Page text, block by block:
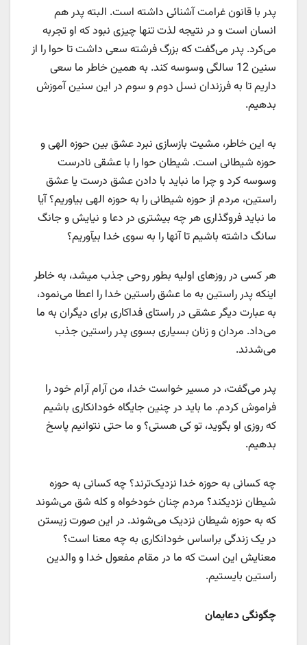
پدر با قانون غرامت آشنائی داشته است. البته پدر هم
انسان است و در نتیجه لذت تنها چیزی نبود که او تجربه
می‌کرد. پدر می‌گفت که بزرگ فرشته سعی داشت تا حوا را از
سنین 12 سالگی وسوسه کند. به همین خاطر ما سعی
داریم تا به فرزندان نسل دوم و سوم در این سنین آموزش
بدهیم.
به این خاطر، مشیت بازسازی نبرد عشق بین حوزه الهی و
حوزه شیطانی است. شیطان حوا را با عشقی نادرست
وسوسه کرد و چرا ما نباید با دادن عشق درست یا عشق
راستین، مردم از حوزه شیطانی را به حوزه الهی بیاوریم؟ آیا
ما نباید فروگذاری هر چه بیشتری در دعا و نیایش و جانگ
سانگ داشته باشیم تا آنها را به سوی خدا بیآوریم؟
هر کسی در روزهای اولیه بطور روحی جذب میشد، به خاطر
اینکه پدر راستین به ما عشق راستین خدا را اعطا می‌نمود،
به عبارت دیگر عشقی در راستای فداکاری برای دیگران به ما
می‌داد. مردان و زنان بسیاری بسوی پدر راستین جذب
می‌شدند.
پدر می‌گفت، در مسیر خواست خدا، من آرام آرام خود را
فراموش کردم. ما باید در چنین جایگاه خودانکاری باشیم
که روزی او بگوید، تو کی هستی؟ و ما حتی نتوانیم پاسخ
بدهیم.
چه کسانی به حوزه خدا نزدیک‌ترند؟ چه کسانی به حوزه
شیطان نزدیکند؟ مردم چنان خودخواه و کله شق می‌شوند
که به حوزه شیطان نزدیک می‌شوند. در این صورت زیستن
در یک زندگی براساس خودانکاری به چه معنا است؟
معنایش این است که ما در مقام مفعول خدا و والدین
راستین بایستیم.
چگونگی دعایمان